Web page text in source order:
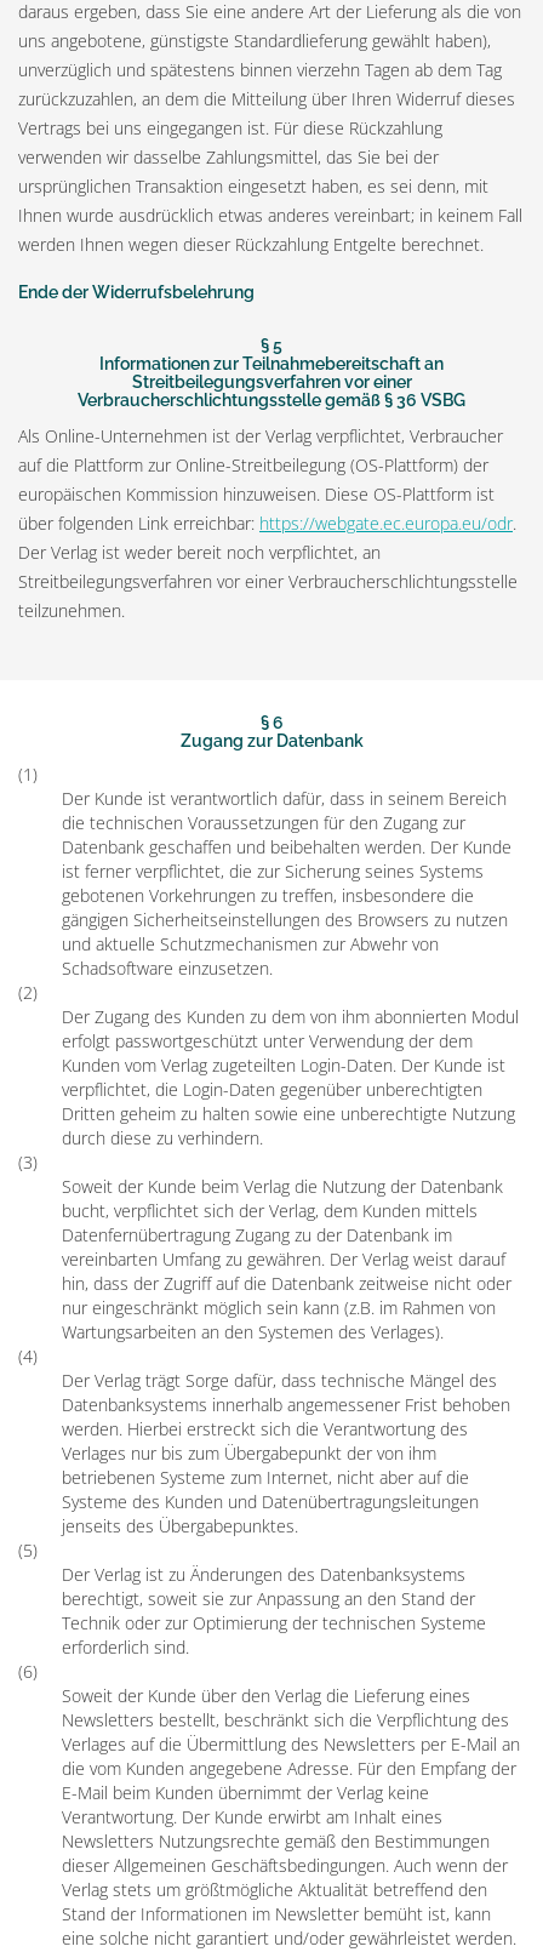
daraus ergeben, dass Sie eine andere Art der Lieferung als die von
uns angebotene, günstigste Standardlieferung gewählt haben),
unverzüglich und spätestens binnen vierzehn Tagen ab dem Tag
zurückzuzahlen, an dem die Mitteilung über Ihren Widerruf dieses
Vertrags bei uns eingegangen ist. Für diese Rückzahlung
verwenden wir dasselbe Zahlungsmittel, das Sie bei der
ursprünglichen Transaktion eingesetzt haben, es sei denn, mit
Ihnen wurde ausdrücklich etwas anderes vereinbart; in keinem Fall
werden Ihnen wegen dieser Rückzahlung Entgelte berechnet.
Ende der Widerrufsbelehrung
§ 5
Informationen zur Teilnahmebereitschaft an
Streitbeilegungsverfahren vor einer
Verbraucherschlichtungsstelle gemäß § 36 VSBG
Als Online-Unternehmen ist der Verlag verpflichtet, Verbraucher
auf die Plattform zur Online-Streitbeilegung (OS-Plattform) der
europäischen Kommission hinzuweisen. Diese OS-Plattform ist
über folgenden Link erreichbar: https://webgate.ec.europa.eu/odr.
Der Verlag ist weder bereit noch verpflichtet, an
Streitbeilegungsverfahren vor einer Verbraucherschlichtungsstelle
teilzunehmen.
§ 6
Zugang zur Datenbank
(1)
Der Kunde ist verantwortlich dafür, dass in seinem Bereich
die technischen Voraussetzungen für den Zugang zur
Datenbank geschaffen und beibehalten werden. Der Kunde
ist ferner verpflichtet, die zur Sicherung seines Systems
gebotenen Vorkehrungen zu treffen, insbesondere die
gängigen Sicherheitseinstellungen des Browsers zu nutzen
und aktuelle Schutzmechanismen zur Abwehr von
Schadsoftware einzusetzen.
(2)
Der Zugang des Kunden zu dem von ihm abonnierten Modul
erfolgt passwortgeschützt unter Verwendung der dem
Kunden vom Verlag zugeteilten Login-Daten. Der Kunde ist
verpflichtet, die Login-Daten gegenüber unberechtigten
Dritten geheim zu halten sowie eine unberechtigte Nutzung
durch diese zu verhindern.
(3)
Soweit der Kunde beim Verlag die Nutzung der Datenbank
bucht, verpflichtet sich der Verlag, dem Kunden mittels
Datenfernübertragung Zugang zu der Datenbank im
vereinbarten Umfang zu gewähren. Der Verlag weist darauf
hin, dass der Zugriff auf die Datenbank zeitweise nicht oder
nur eingeschränkt möglich sein kann (z.B. im Rahmen von
Wartungsarbeiten an den Systemen des Verlages).
(4)
Der Verlag trägt Sorge dafür, dass technische Mängel des
Datenbanksystems innerhalb angemessener Frist behoben
werden. Hierbei erstreckt sich die Verantwortung des
Verlages nur bis zum Übergabepunkt der von ihm
betriebenen Systeme zum Internet, nicht aber auf die
Systeme des Kunden und Datenübertragungsleitungen
jenseits des Übergabepunktes.
(5)
Der Verlag ist zu Änderungen des Datenbanksystems
berechtigt, soweit sie zur Anpassung an den Stand der
Technik oder zur Optimierung der technischen Systeme
erforderlich sind.
(6)
Soweit der Kunde über den Verlag die Lieferung eines
Newsletters bestellt, beschränkt sich die Verpflichtung des
Verlages auf die Übermittlung des Newsletters per E-Mail an
die vom Kunden angegebene Adresse. Für den Empfang der
E-Mail beim Kunden übernimmt der Verlag keine
Verantwortung. Der Kunde erwirbt am Inhalt eines
Newsletters Nutzungsrechte gemäß den Bestimmungen
dieser Allgemeinen Geschäftsbedingungen. Auch wenn der
Verlag stets um größtmögliche Aktualität betreffend den
Stand der Informationen im Newsletter bemüht ist, kann
eine solche nicht garantiert und/oder gewährleistet werden.